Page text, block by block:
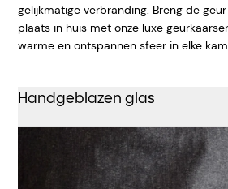
gelijkmatige verbranding. Breng de
plaats in huis met onze luxe
warme en ontspannen sfeer in elke
Handgeblazen glas